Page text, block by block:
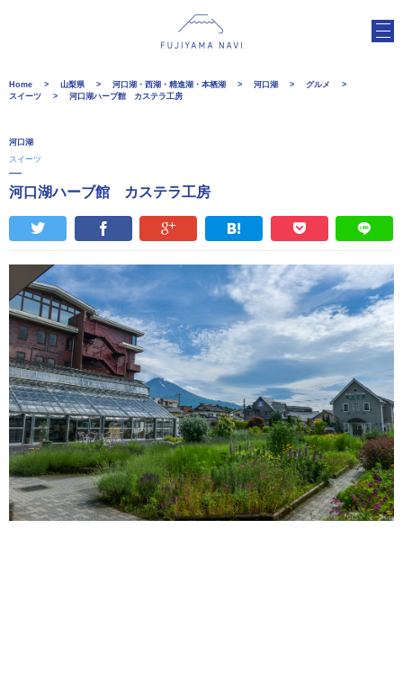
Home 山梨県 河口湖・西湖・精進湖・本栖湖 河口湖
グルメ
スイーツ
河口湖ハーブ館 カステラ工房
河口湖
スイーツ
河口湖ハーブ館 カステラ工房